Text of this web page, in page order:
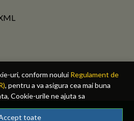
uri, conform noului Regulament de
, pentru a va asigura cea mai buna
Cookie-urile ne ajuta sa
site, oferindu-va dvs., cititorul, o
si mult mai rapida. Ele sunt
toate
drepturile rezervate.